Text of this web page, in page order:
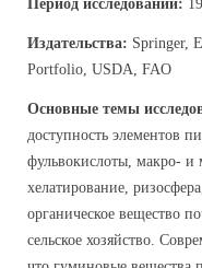
Период исследований:
Издательства: Springer,
Portfolio, USDA, FAO
Основные темы
доступность элементов
фульвокислоты, макро- и
хелатирование,
органическое вещество
сельское хозяйство.